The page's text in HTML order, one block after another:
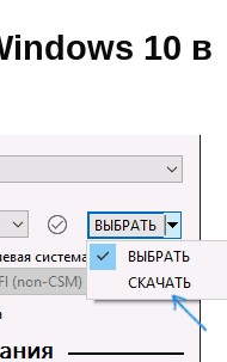
10 в